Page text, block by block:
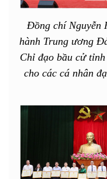
Đồng chí Nguyễn
hành Trung ương
Chỉ đạo bầu cử
cho các cá nhân